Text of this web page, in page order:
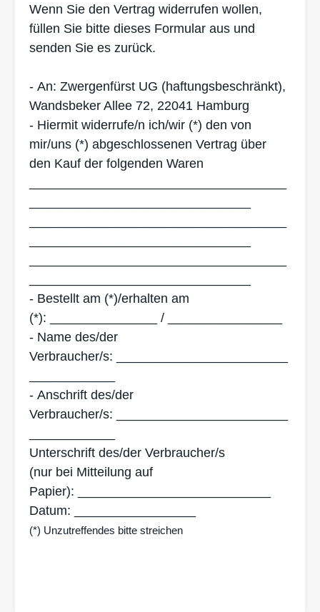
Wenn Sie den Vertrag widerrufen wollen,
füllen Sie bitte dieses Formular aus und
senden Sie es zurück.
- An: Zwergenfürst UG (haftungsbeschränkt),
Wandsbeker Allee 72, 22041 Hamburg
- Hiermit widerrufe/n ich/wir (*) den von
mir/uns (*) abgeschlossenen Vertrag über
den Kauf der folgenden Waren
- Bestellt am (*)/erhalten am
(*):
_______________ / ________________
- Name des/der
Verbraucher/s:
- Anschrift des/der
Verbraucher/s:
Unterschrift des/der Verbraucher/s
(nur bei Mitteilung auf
Papier):
Datum:
(*) Unzutreffendes bitte streichen